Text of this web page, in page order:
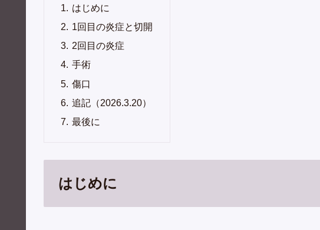
はじめに
1回目の炎症と切開
2回目の炎症
手術
傷口
追記（2026.3.20）
最後に
はじめに